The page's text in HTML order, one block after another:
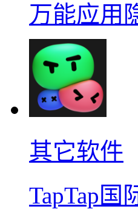
万能应用
其它软件
TapTap国